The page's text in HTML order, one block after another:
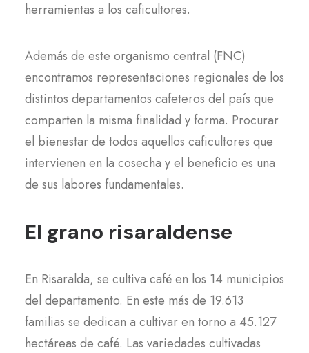
herramientas a los caficultores.
Además de este organismo central (FNC)
encontramos representaciones regionales de los
distintos departamentos cafeteros del país que
comparten la misma finalidad y forma. Procurar
el bienestar de todos aquellos caficultores que
intervienen en la cosecha y el beneficio es una
de sus labores fundamentales.
El grano risaraldense
En Risaralda, se cultiva café en los 14 municipios
del departamento. En este más de 19.613
familias se dedican a cultivar en torno a 45.127
hectáreas de café. Las variedades cultivadas